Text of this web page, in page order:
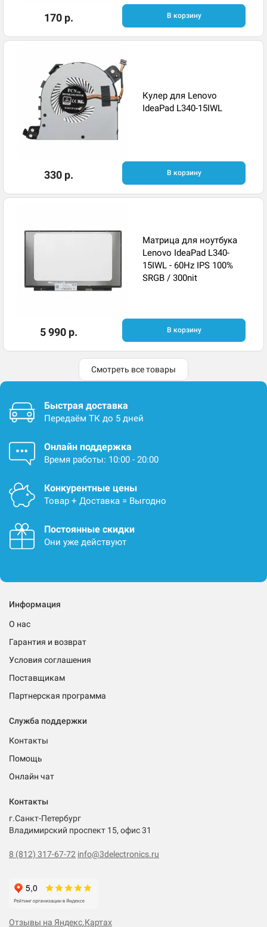
170 р. В корзину
Кулер для Lenovo
IdeaPad L340-15IWL
330 р. В корзину
Матрица для ноутбука
Lenovo IdeaPad L340-
15IWL - 60Hz IPS 100%
SRGB / 300nit
5 990 р. В корзину
Смотреть все товары
Быстрая доставка
Передаём ТК до 5 дней
Онлайн поддержка
Время работы: 10:00 - 20:00
Конкурентные цены
Товар + Доставка = Выгодно
Постоянные скидки
Они уже действуют
Информация
О нас
Гарантия и возврат
Условия соглашения
Поставщикам
Партнерская программа
Служба поддержки
Контакты
Помощь
Онлайн чат
Контакты
г.Санкт-Петербург
Владимирский проспект 15, офис 31
8 (812) 317-67-72 info@3delectronics.ru
Отзывы на Яндекс.Картах